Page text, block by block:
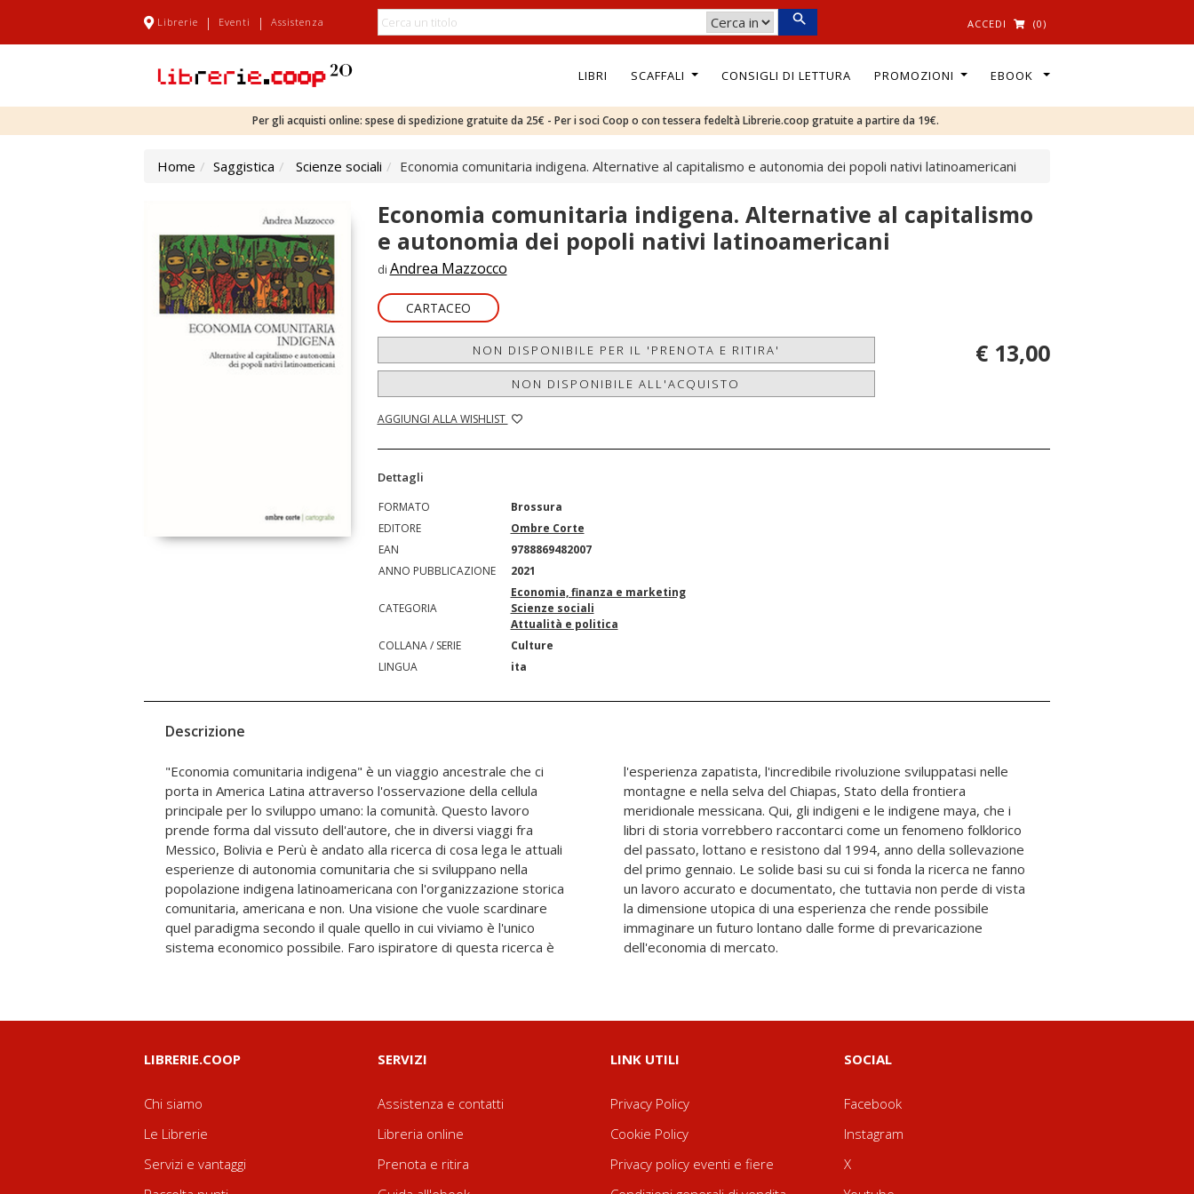
Librerie | Eventi | Assistenza ACCEDI (0)
LIBRI SCAFFALI CONSIGLI DI LETTURA PROMOZIONI EBOOK
Per gli acquisti online: spese di spedizione gratuite da 25€ - Per i soci Coop o con tessera fedeltà Librerie.coop gratuite a partire da 19€.
Home Saggistica Scienze sociali Economia comunitaria indigena. Alternative al capitalismo e autonomia dei popoli nativi latinoamericani
Economia comunitaria indigena. Alternative al capitalismo
e autonomia dei popoli nativi latinoamericani
di Andrea Mazzocco
CARTACEO
NON DISPONIBILE PER IL 'PRENOTA E RITIRA'
NON DISPONIBILE ALL'ACQUISTO
AGGIUNGI ALLA WISHLIST
€ 13,00
Dettagli
FORMATO
Brossura
EDITORE
Ombre Corte
EAN
9788869482007
ANNO PUBBLICAZIONE
2021
CATEGORIA
Economia, finanza e marketing
Scienze sociali
Attualità e politica
COLLANA / SERIE
Culture
LINGUA
ita
Descrizione
"Economia comunitaria indigena" è un viaggio ancestrale che ci
porta in America Latina attraverso l'osservazione della cellula
principale per lo sviluppo umano: la comunità. Questo lavoro
prende forma dal vissuto dell'autore, che in diversi viaggi fra
Messico, Bolivia e Perù è andato alla ricerca di cosa lega le attuali
esperienze di autonomia comunitaria che si sviluppano nella
popolazione indigena latinoamericana con l'organizzazione storica
comunitaria, americana e non. Una visione che vuole scardinare
quel paradigma secondo il quale quello in cui viviamo è l'unico
sistema economico possibile. Faro ispiratore di questa ricerca è
l'esperienza zapatista, l'incredibile rivoluzione sviluppatasi nelle
montagne e nella selva del Chiapas, Stato della frontiera
meridionale messicana. Qui, gli indigeni e le indigene maya, che i
libri di storia vorrebbero raccontarci come un fenomeno folklorico
del passato, lottano e resistono dal 1994, anno della sollevazione
del primo gennaio. Le solide basi su cui si fonda la ricerca ne fanno
un lavoro accurato e documentato, che tuttavia non perde di vista
la dimensione utopica di una esperienza che rende possibile
immaginare un futuro lontano dalle forme di prevaricazione
dell'economia di mercato.
LIBRERIE.COOP
Chi siamo
Le Librerie
Servizi e vantaggi
SERVIZI
Assistenza e contatti
Libreria online
Prenota e ritira
LINK UTILI
Privacy Policy
Cookie Policy
Privacy policy eventi e fiere
SOCIAL
Facebook
Instagram
X